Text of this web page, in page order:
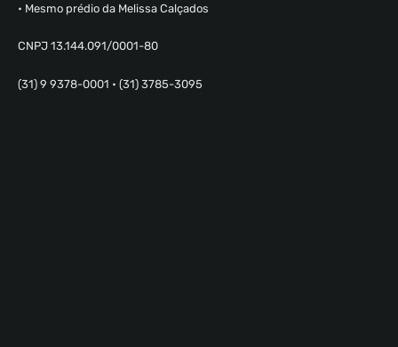
• Mesmo prédio da Melissa Calçados
CNPJ 13.144.091/0001-80
(31) 9 9378-0001 • (31) 3785-3095